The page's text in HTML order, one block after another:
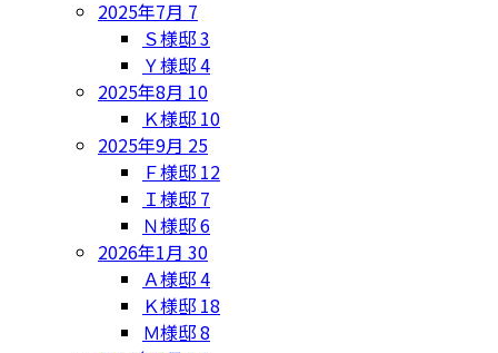
2025年7月 7
Ｓ様邸3
Ｙ様邸4
2025年8月 10
Ｋ様邸 10
2025年9月 25
Ｆ様邸 12
Ｉ様邸 7
Ｎ様邸6
2026年1月 30
Ａ様邸4
Ｋ様邸 18
Ｍ様邸8